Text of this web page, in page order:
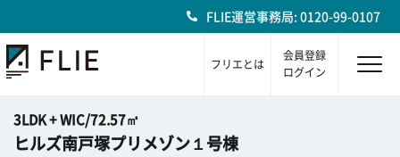
FLIE運営事務局: 0120-99-0107
フリエとは
会員登録
ログイン
3LDK + WIC/72.57㎡
ヒルズ南戸塚プリメゾン１号棟